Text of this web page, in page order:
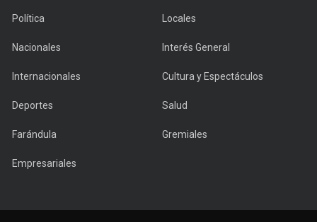
Política Locales
Nacionales Interés General
Internacionales Cultura y Espectáculos
Deportes Salud
Farándula Gremiales
Empresariales